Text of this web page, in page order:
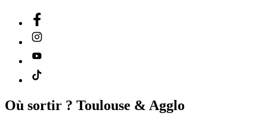
Où sortir ? Toulouse & Agglo